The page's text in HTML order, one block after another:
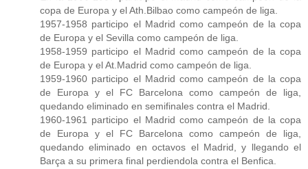
copa de Europa y el Ath.Bilbao como campeón de liga.
1957-1958 participo el Madrid como campeón de la copa
de Europa y el Sevilla como campeón de liga.
1958-1959 participo el Madrid como campeón de la copa
de Europa y el At.Madrid como campeón de liga.
1959-1960 participo el Madrid como campeón de la copa
de Europa y el FC Barcelona como campeón de liga,
quedando eliminado en semifinales contra el Madrid.
1960-1961 participo el Madrid como campeón de la copa
de Europa y el FC Barcelona como campeón de liga,
quedando eliminado en octavos el Madrid, y llegando el
Barça a su primera final perdiendola contra el Benfica.